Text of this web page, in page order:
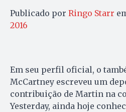
Publicado por Ringo Starr
2016
Em seu perfil oficial, o
McCartney escreveu um
contribuição de Martin na
Yesterday, ainda hoje